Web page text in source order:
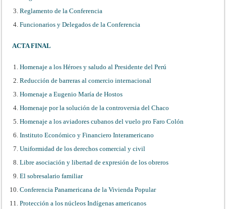
Reglamento de la Conferencia
Funcionarios y Delegados de la Conferencia
ACTA FINAL
Homenaje a los Héroes y saludo al Presidente del Perú
Reducción de barreras al comercio internacional
Homenaje a Eugenio María de Hostos
Homenaje por la solución de la controversia del Chaco
Homenaje a los aviadores cubanos del vuelo pro Faro Colón
Instituto Económico y Financiero Interamericano
Uniformidad de los derechos comercial y civil
Libre asociación y libertad de expresión de los obreros
El sobresalario familiar
Conferencia Panamericana de la Vivienda Popular
Protección a los núcleos Indígenas americanos